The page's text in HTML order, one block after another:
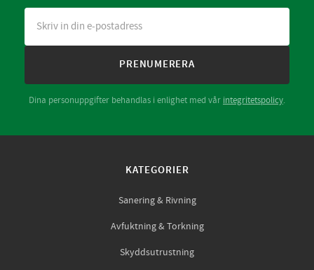
PRENUMERERA
Dina personuppgifter behandlas i enlighet med vår integritetspolicy.
KATEGORIER
Sanering & Rivning
Avfuktning & Torkning
Skyddsutrustning